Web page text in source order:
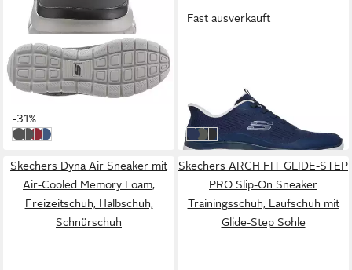
SKECHERS
Track Sneaker mit seitlichem
Logo, Freizeitschuh,
Halbschuh, Schnürschuh
ab 48,61 € UVP69,95 €
-31%
unbekannt
CCLM
RDBK
BLLM
Fast ausverkauft
Schnürschuh mit Handsfree
Slip-Ins Funktion
ab 71,58 € UVP
-16%
navy-blau
oliv-schwarz
schwarz-schwarz
Skechers Dyna Air Sneaker mit
Air-Cooled Memory Foam,
Freizeitschuh, Halbschuh,
Schnürschuh
Skechers ARCH FIT GLIDE-STEP
PRO Slip-On Sneaker
Trainingsschuh, Laufschuh mit
Glide-Step Sohle